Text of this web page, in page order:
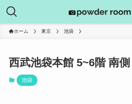
ホーム 東京 池袋
西武池袋本館 5~6階 南
池袋